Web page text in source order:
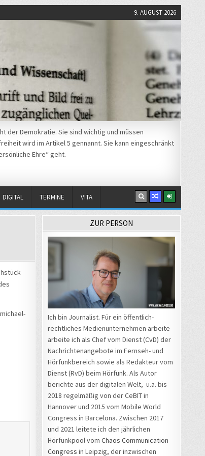
9. AUGUST 2026
der Demokratie. Sie sind wichtig und müssen
wird im Artikel 5 gennannt. Sie kann eingeschränkt
Ehre“ geht.
DIGITAL TERMINE VITA
ZUR PERSON
Ich bin Journalist. Für ein öffentlich-
rechtliches Medienunternehmen arbeite
arbeite ich als Chef vom Dienst (CvD) der
Nachrichtenangebote im Fernseh- und
Hörfunkbereich sowie als Redakteur vom
Dienst (RvD) beim Hörfunk. Als Autor
berichte aus der digitalen Welt, u.a. bis
2018 regelmäßig von der CeBIT in
Hannover und 2015 vom Mobile World
Congress in Barcelona. Zwischen 2017
und 2021 leitete ich den jährlichen
Hörfunkpool vom Chaos Communication
Congress in Leipzig, der inzwischen